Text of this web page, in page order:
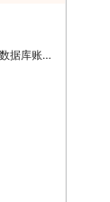
查询当前RAM用户是否绑定数据库账号